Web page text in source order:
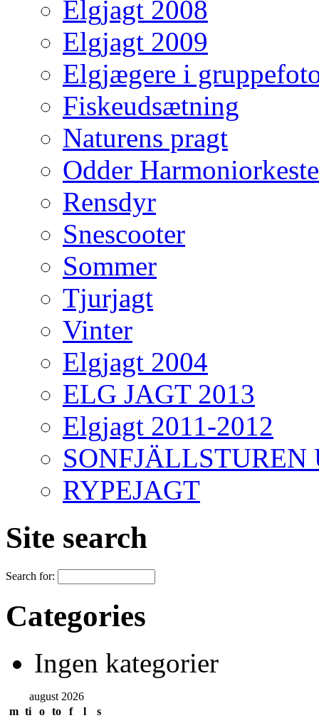
Elgjagt 2008
Elgjagt 2009
Elgjægere i
Fiskeudsætning
Naturens pragt
Odder
Rensdyr
Snescooter
Sommer
Tjurjagt
Vinter
Elgjagt 2004
ELG JAGT 2013
Elgjagt 2011-2012
SONFJÄLLSTUREN
RYPEJAGT
Site search
Search for:
Categories
Ingen kategorier
august 2026
m ti o to f l s